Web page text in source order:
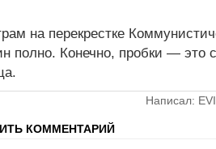
на перекрестке
полно. Конечно, пробки — это
Написал:
КОММЕНТАРИЙ